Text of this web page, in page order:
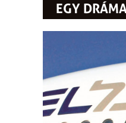
EGY